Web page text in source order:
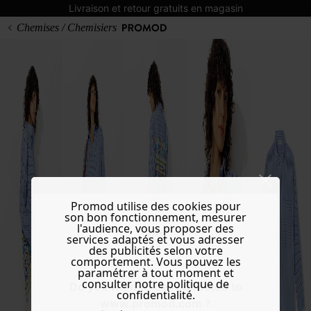
Livraison et retour gratuits en magasin
Do you want to be redirected to
www.promod.com ?
Chemises / Chemisiers
Promod utilise des cookies pour
son bon fonctionnement, mesurer
l'audience, vous proposer des
services adaptés et vous adresser
des publicités selon votre
comportement. Vous pouvez les
paramétrer à tout moment et
consulter notre politique de
confidentialité.